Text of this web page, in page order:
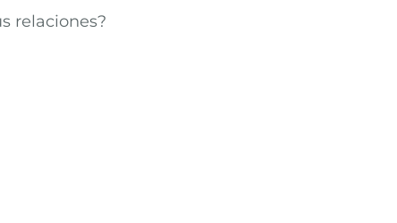
relaciones?